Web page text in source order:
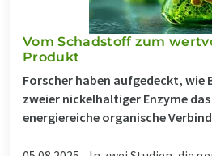
Vom Schadstoff zum
Produkt
Forscher haben aufgedeckt,
zweier nickelhaltiger Enzyme das
energiereiche organische